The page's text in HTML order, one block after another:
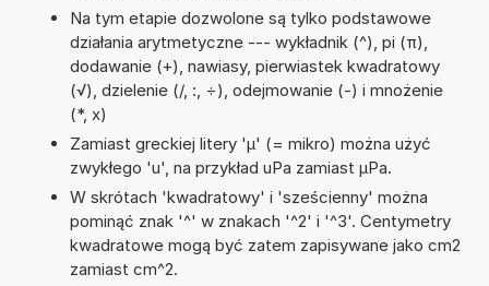
Na tym etapie dozwolone są tylko podstawowe
działania arytmetyczne --- wykładnik (^), pi (π),
dodawanie (+), nawiasy, pierwiastek kwadratowy
(√), dzielenie (/, :, ÷), odejmowanie (-) i mnożenie
(*, x)
Zamiast greckiej litery 'µ' (= mikro) można użyć
zwykłego 'u', na przykład uPa zamiast µPa.
W skrótach 'kwadratowy' i 'sześcienny' można
pominąć znak '^' w znakach '^2' i '^3'. Centymetry
kwadratowe mogą być zatem zapisywane jako cm2
zamiast cm^2.